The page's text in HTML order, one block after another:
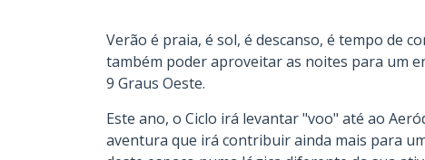
Verão é praia, é sol, é descanso, é tempo de
também poder aproveitar as noites para um
9 Graus Oeste.
Este ano, o Ciclo irá levantar "voo" até ao
aventura que irá contribuir ainda mais para